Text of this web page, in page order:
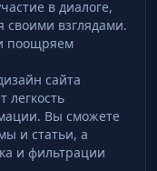
в диалоге,
своими взглядами.
поощряем
сайта
легкость
Вы сможете
и статьи, а
и фильтрации